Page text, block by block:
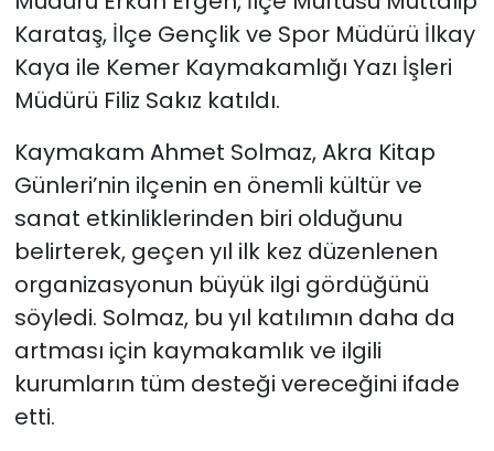
Karataş, İlçe Gençlik ve Spor Müdürü İlkay
Kaya ile Kemer Kaymakamlığı Yazı İşleri
Müdürü Filiz Sakız katıldı.
Kaymakam Ahmet Solmaz, Akra Kitap
Günleri’nin ilçenin en önemli kültür ve
sanat etkinliklerinden biri olduğunu
belirterek, geçen yıl ilk kez düzenlenen
organizasyonun büyük ilgi gördüğünü
söyledi. Solmaz, bu yıl katılımın daha da
artması için kaymakamlık ve ilgili
kurumların tüm desteği vereceğini ifade
etti.